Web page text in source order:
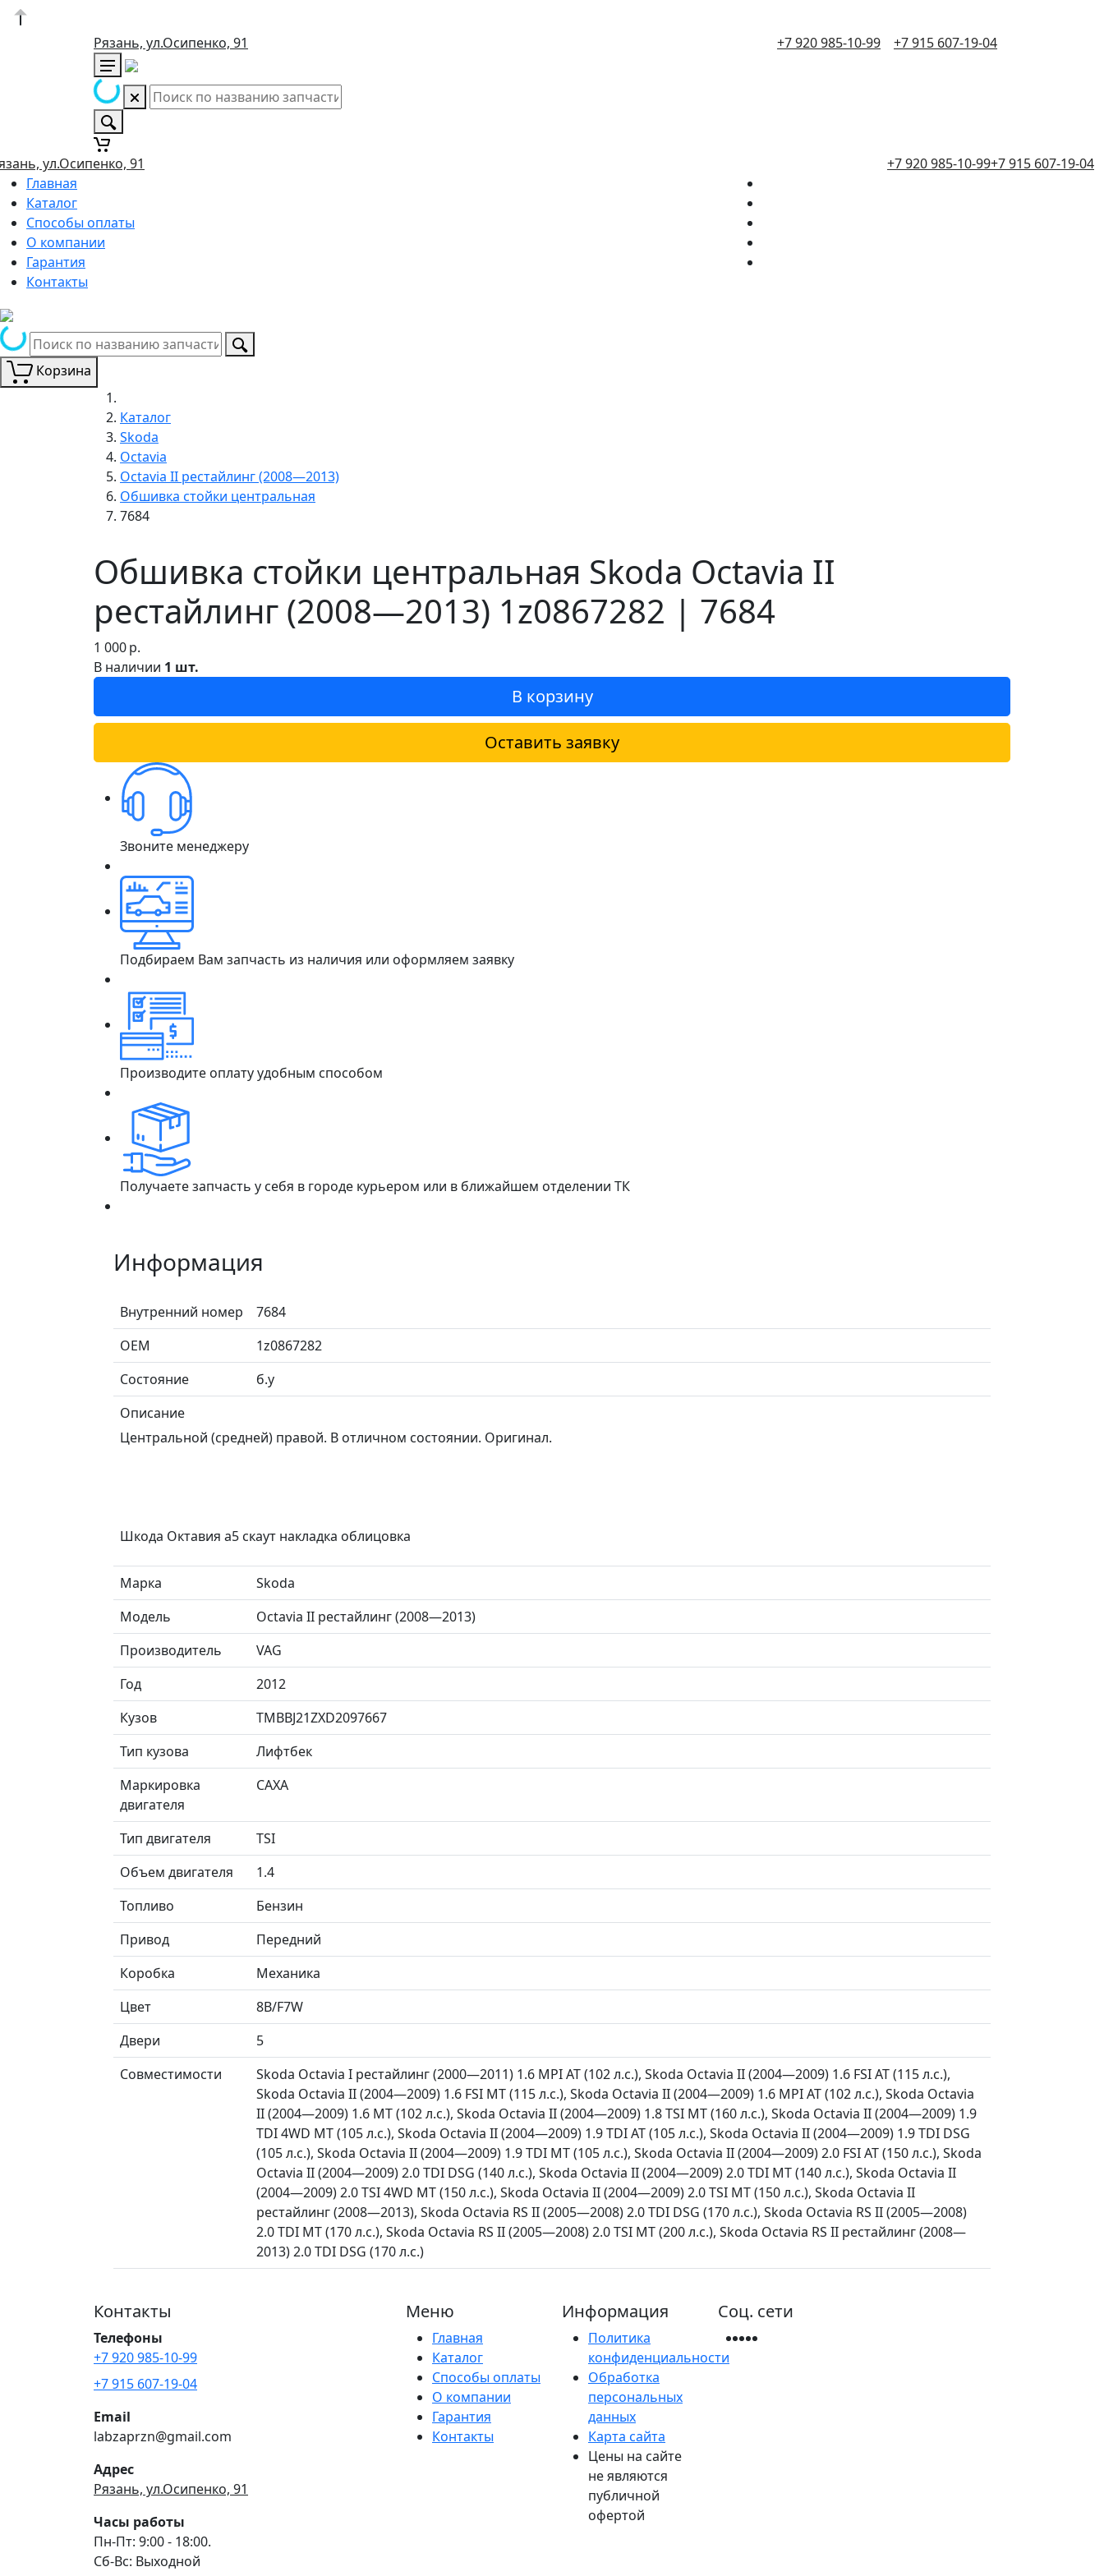
Рязань, ул.Осипенко, 91 +7 920 985-10-99 +7 915 607-19-04
ул.Осипенко, 91 +7 920 985-10-99+7 915 607-19-04
Главная
Каталог
Способы оплаты
О компании
Гарантия
Контакты
Корзина
Каталог
Skoda
Octavia
Octavia II рестайлинг (2008—2013)
Обшивка стойки центральная
7684
Обшивка стойки центральная Skoda Octavia II
рестайлинг (2008—2013) 1z0867282 | 7684
1 000р.
В наличии 1 шт.
В корзину
Оставить заявку
Звоните менеджеру
Подбираем Вам запчасть из наличия или оформляем заявку
Производите оплату удобным способом
Получаете запчасть у себя в городе курьером или в ближайшем отделении ТК
Информация
Внутренний номер
7684
ОЕМ
1z0867282
Состояние
б.у
Описание
Центральной (средней) правой. В отличном состоянии. Оригинал.
Шкода Октавия а5 скаут накладка облицовка
Марка
Skoda
Модель
Octavia II рестайлинг (2008—2013)
Производитель
VAG
Год
2012
Кузов
TMBBJ21ZXD2097667
Тип кузова
Лифтбек
Маркировка
двигателя
CAXA
Тип двигателя
TSI
Объем двигателя
1.4
Топливо
Бензин
Привод
Передний
Коробка
Механика
Цвет
8B/F7W
Двери
5
Совместимости
Skoda Octavia I рестайлинг (2000—2011) 1.6 MPI AT (102 л.с.), Skoda Octavia II (2004—2009) 1.6 FSI AT (115 л.с.),
Skoda Octavia II (2004—2009) 1.6 FSI MT (115 л.с.), Skoda Octavia II (2004—2009) 1.6 MPI AT (102 л.с.), Skoda Octavia
II (2004—2009) 1.6 MT (102 л.с.), Skoda Octavia II (2004—2009) 1.8 TSI MT (160 л.с.), Skoda Octavia II (2004—2009) 1.9
TDI 4WD MT (105 л.с.), Skoda Octavia II (2004—2009) 1.9 TDI AT (105 л.с.), Skoda Octavia II (2004—2009) 1.9 TDI DSG
(105 л.с.), Skoda Octavia II (2004—2009) 1.9 TDI MT (105 л.с.), Skoda Octavia II (2004—2009) 2.0 FSI AT (150 л.с.), Skoda
Octavia II (2004—2009) 2.0 TDI DSG (140 л.с.), Skoda Octavia II (2004—2009) 2.0 TDI MT (140 л.с.), Skoda Octavia II
(2004—2009) 2.0 TSI 4WD MT (150 л.с.), Skoda Octavia II (2004—2009) 2.0 TSI MT (150 л.с.), Skoda Octavia II
рестайлинг (2008—2013), Skoda Octavia RS II (2005—2008) 2.0 TDI DSG (170 л.с.), Skoda Octavia RS II (2005—2008)
2.0 TDI MT (170 л.с.), Skoda Octavia RS II (2005—2008) 2.0 TSI MT (200 л.с.), Skoda Octavia RS II рестайлинг (2008—
2013) 2.0 TDI DSG (170 л.с.)
Контакты
Телефоны
+7 920 985-10-99
+7 915 607-19-04
Email
labzaprzn@gmail.com
Адрес
Рязань, ул.Осипенко, 91
Часы работы
Пн-Пт: 9:00 - 18:00.
Сб-Вс: Выходной
Меню
Главная
Каталог
Способы оплаты
О компании
Гарантия
Контакты
Информация
Политика
конфиденциальности
Обработка
персональных
данных
Карта сайта
Цены на сайте
не являются
публичной
офертой
Соц. сети